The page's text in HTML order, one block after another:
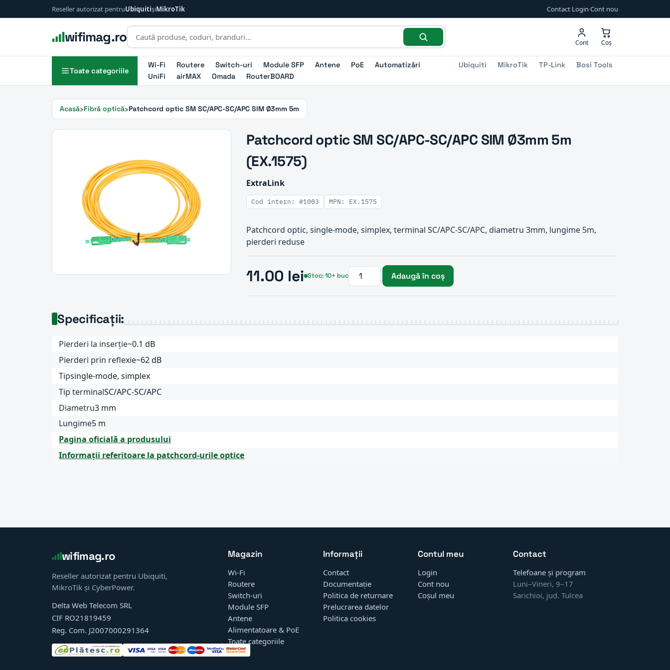
Reseller autorizat pentruUbiquitișiMikroTik Contact·Login·Cont nou
wifimag.ro Cont Coș
Toate categoriile
Wi-Fi Routere Switch-uri Module SFP Antene PoE Automatizări Ubiquiti MikroTik TP-Link
Bosi Tools
UniFi
airMAX Omada RouterBOARD
Acasă Fibră optică Patchcord optic SM SC/APC-SC/APC SIM Ø3mm 5m
Patchcord optic SM SC/APC-SC/APC SIM Ø3mm 5m
(EX.1575)
ExtraLink
Cod intern: #1003 MPN: EX.1575
Patchcord optic, single-mode, simplex, terminal SC/APC-SC/APC, diametru 3mm, lungime 5m,
pierderi reduse
11.00 lei Stoc: 10+ buc Adaugă în coș
Specificații:
Pierderi la inserție~0.1 dB
Pierderi prin reflexie~62 dB
Tipsingle-mode, simplex
Tip terminalSC/APC-SC/APC
Diametru3 mm
Lungime5 m
Pagina oficială a produsului
Informații referitoare la patchcord-urile optice
wifimag.ro
Reseller autorizat pentru Ubiquiti,
MikroTik și CyberPower.
Delta Web Telecom SRL
CIF RO21819459
Reg. Com. J2007000291364
Magazin
Wi-Fi
Routere
Switch-uri
Module SFP
Antene
Alimentatoare & PoE
Toate categoriile
Informații
Contact
Documentație
Politica de returnare
Prelucrarea datelor
Politica cookies
Contul meu
Login
Cont nou
Coșul meu
Contact
Telefoane și program
Luni–Vineri, 9–17
Sarichioi, jud. Tulcea